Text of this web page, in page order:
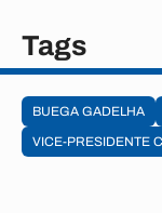
Tags
BUEGA GADELHA
VICE-PRESIDENTE